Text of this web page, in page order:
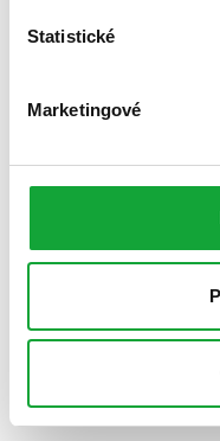
Statistické
Marketingové